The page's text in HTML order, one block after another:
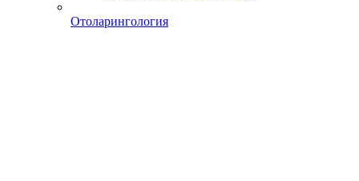
Отоларингология